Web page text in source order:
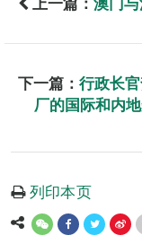
下一篇： 行政长
厂的国际和内
列印本页